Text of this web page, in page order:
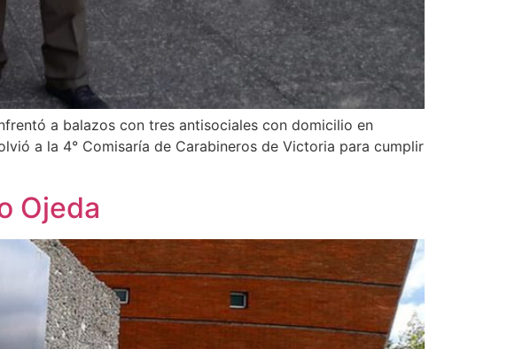
a balazos con tres antisociales con domicilio en
a la 4° Comisaría de Carabineros de Victoria para cumplir
Ojeda